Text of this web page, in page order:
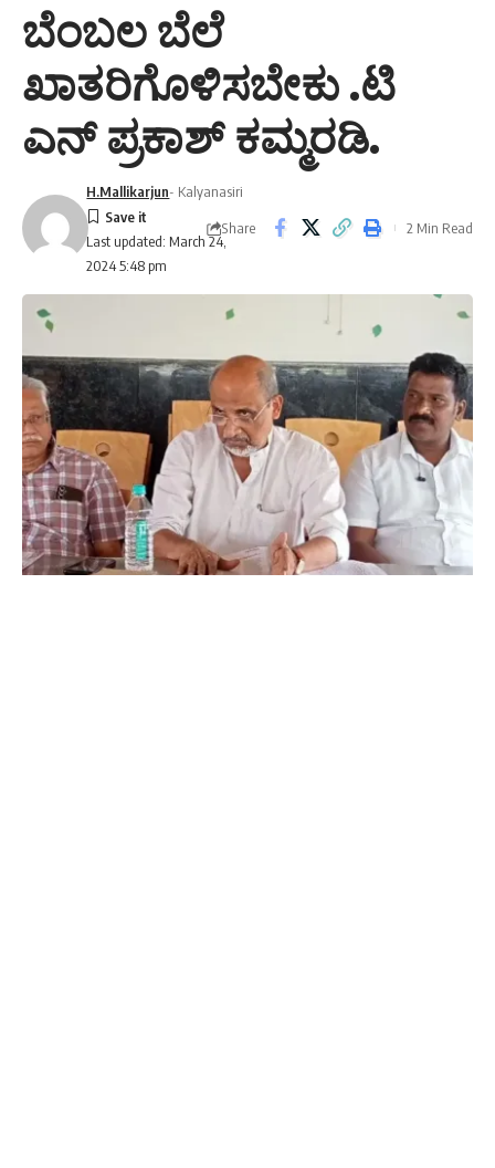
ಬೆಂಬಲ ಬೆಲೆ
ಖಾತರಿಗೊಳಿಸಬೇಕು .ಟಿ
ಎನ್ ಪ್ರಕಾಶ್ ಕಮ್ಮರಡಿ.
Last updated: March 24,
2024 5:48 pm
H.Mallikarjun- Kalyanasiri
Share 2 Min Read